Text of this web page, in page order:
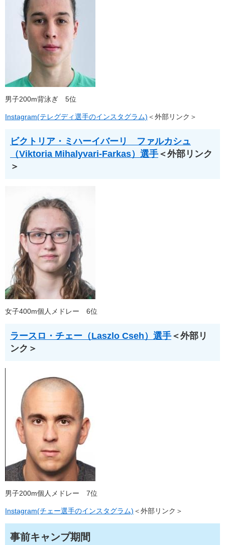
男子200m背泳ぎ 5位
Instagram(テレグディ選手のインスタグラム) ＜外部リンク＞
ビクトリア・ミハーイバーリ ファルカシュ
（Viktoria Mihalyvari-Farkas）選手 ＜外部リンク
＞
女子400m個人メドレー 6位
ラースロ・チェー（Laszlo Cseh）選手 ＜外部リ
ンク＞
男子200m個人メドレー 7位
Instagram(チェー選手のインスタグラム) ＜外部リンク＞
事前キャンプ期間